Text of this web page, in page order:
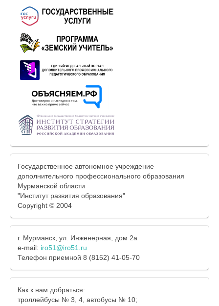
Государственное автономное учреждение
дополнительного профессионального образования
Мурманской области
"Институт развития образования"
Copyright © 2004
г. Мурманск, ул. Инженерная, дом 2а
e-mail: iro51@iro51.ru
Телефон приемной 8 (8152) 41-05-70
Как к нам добраться:
троллейбусы № 3, 4, автобусы № 10;